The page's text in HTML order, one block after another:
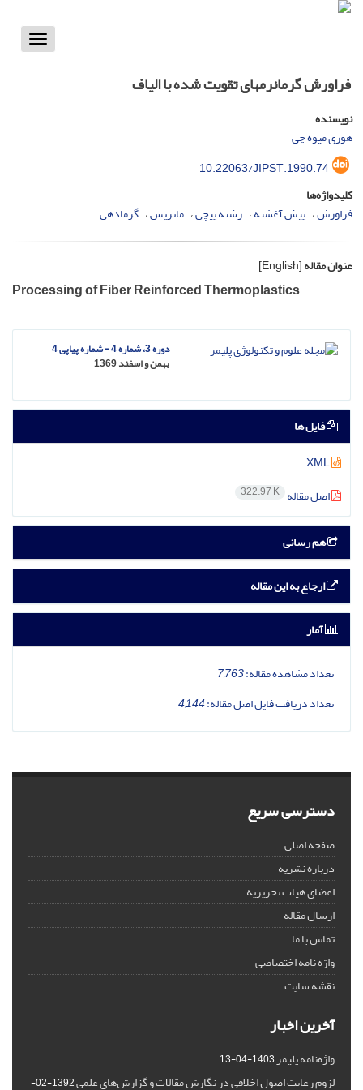
Toggle
فراورش گرمانرمهای تقویت شده با الیاف
نویسنده
هوری میوه چی
10.22063/JIPST.1990.74
کلیدواژه‌ها
فراورش پیش آغشته رشته پیچی ماتریس گرمادهی
عنوان مقاله[English]
Processing of Fiber Reinforced Thermoplastics
دوره 3، شماره 4 - شماره پیاپی 4
بهمن و اسفند 1369
فایل ها
اصل مقاله 322.97 K
هم رسانی
ارجاع به این مقاله
آمار
تعداد مشاهده مقاله:7,763
تعداد دریافت فایل اصل مقاله:4,144
دسترسی سریع
صفحه اصلی
درباره نشریه
اعضای هیات تحریریه
ارسال مقاله
تماس با ما
واژه نامه اختصاصی
نقشه سایت
آخرین اخبار
واژه‌نامه پلیمر1403-04-13
لزوم رعایت اصول اخلاقی در نگارش مقالات و گزارش‌‌های علمی
1392-02-